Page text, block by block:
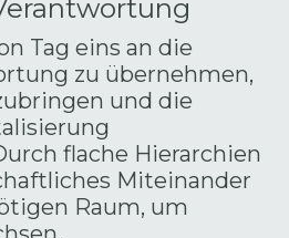
Tag eins an die
zu übernehmen,
und die
flache Hierarchien
Miteinander
Raum, um